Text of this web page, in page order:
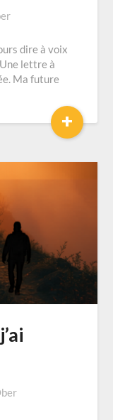
dire à voix
lettre à
Ma future
+